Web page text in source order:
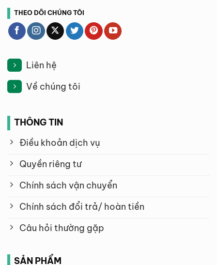
THEO DÕI CHÚNG TÔI
Liên hệ
Về chúng tôi
THÔNG TIN
Điều khoản dịch vụ
Quyền riêng tư
Chính sách vận chuyển
Chính sách đổi trả/ hoàn tiền
Câu hỏi thường gặp
SẢN PHẨM